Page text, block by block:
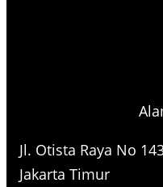
Jl. Otista Raya No
Jakarta Timur